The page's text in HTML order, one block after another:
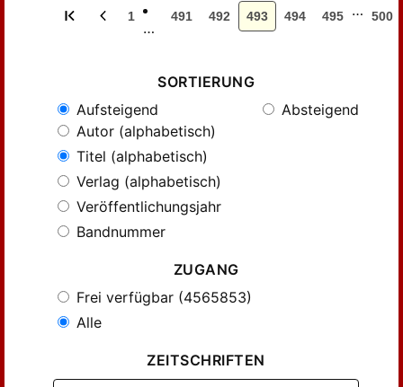
1
…
491 492 493 494 495 … 500
SORTIERUNG
Aufsteigend
Absteigend
Autor (alphabetisch)
Titel (alphabetisch)
Verlag (alphabetisch)
Veröffentlichungsjahr
Bandnummer
ZUGANG
Frei verfügbar (4565853)
Alle
ZEITSCHRIFTEN